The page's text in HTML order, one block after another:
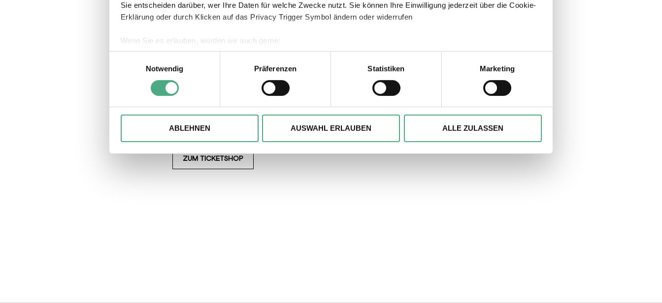
Sie entscheiden darüber, wer Ihre Daten für welche Zwecke nutzt. Sie können Ihre Einwilligung jederzeit über die Cookie-
Erklärung oder durch Klicken auf das Privacy Trigger Symbol ändern oder widerrufen
Wenn Sie es erlauben, würden wir auch gerne:
Informationen über Ihre geografische Lage erfassen, welche bis auf einige Meter genau sein können
Ihr Gerät durch aktives Scannen nach bestimmten Merkmalen (Fingerprinting) identifizieren
Erfahren Sie mehr darüber, wie Ihre persönlichen Daten verarbeitet werden, und legen Sie Ihre Präferenzen imAbschnitt
Einzelheitenfest.
Wir verwenden ggfs. Cookies, um Inhalte und Anzeigen zu personalisieren, besondere Funktionen anbieten zu können und
die Zugriffe auf unsere Website zu analysieren. Außerdem geben wir ggfs. Informationen zu Ihrer Verwendung unserer
Website an unsere Partner für soziale Medien, Werbung und Analysen weiter. Unsere Partner führen diese Informationen
der Dienste gesammelt haben.
Notwendig
Präferenzen Statistiken Marketing
ABLEHNEN AUSWAHL ERLAUBEN ALLE ZULASSEN
Auf dieser Seite werden nur die aktuellen öffentlichen Führungen
Monate angezeigt.
Sie können Ihre Tickets in unserem Online-Shop oder an der Kasse
erwerben.
ZUM TICKETSHOP